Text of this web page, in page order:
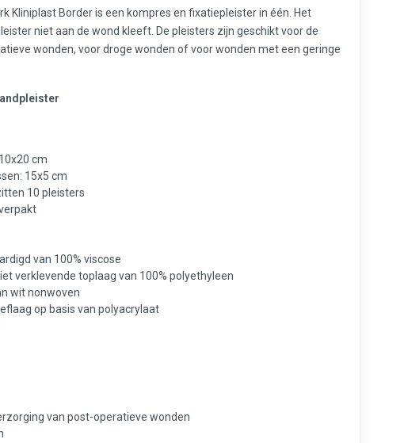
Kliniplast Border is een kompres en fixatiepleister in één. Het
niet aan de wond kleeft. De pleisters zijn geschikt voor de
wonden, voor droge wonden of voor wonden met een geringe
cm
15x5 cm
10 pleisters
van 100% viscose
verklevende toplaag van 100% polyethyleen
wit nonwoven
op basis van polyacrylaat
van post-operatieve wonden